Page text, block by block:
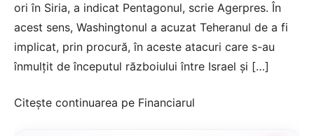
ori în Siria, a indicat Pentagonul, scrie Agerpres. În
acest sens, Washingtonul a acuzat Teheranul de a fi
implicat, prin procură, în aceste atacuri care s-au
înmulţit de începutul războiului între Israel şi […]
Citește continuarea pe Financiarul